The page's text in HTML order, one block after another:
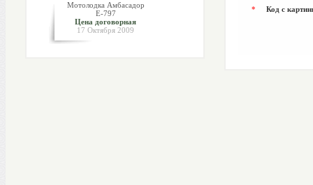
Мотолодка Амбасадор
Е-797
Цена договорная
17 Октября 2009
* Код с